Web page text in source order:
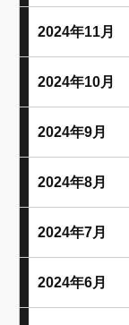
2024年11月
2024年10月
2024年9月
2024年8月
2024年7月
2024年6月